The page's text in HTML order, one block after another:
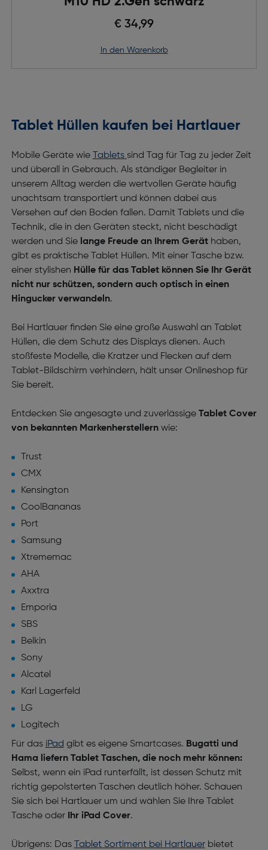
€ 34,99
in den Warenkorb
Tablet Hüllen kaufen bei Hartlauer
Mobile Geräte wie Tablets sind Tag für Tag zu jeder Zeit
und überall in Gebrauch. Als ständiger Begleiter in
unserem Alltag werden die wertvollen Geräte häufig
unachtsam transportiert und können dabei aus
Versehen auf den Boden fallen. Damit Tablets und die
Technik, die in den Geräten steckt, nicht beschädigt
werden und Sie lange Freude an Ihrem Geräthaben,
gibt es praktische Tablet Hüllen. Mit einer Tasche bzw.
einer stylishen Hülle für das Tablet können Sie Ihr Gerät
nicht nur schützen, sondern auch optisch in einen
Hingucker verwandeln.
Bei Hartlauer finden Sie eine große Auswahl an Tablet
Hüllen, die dem Schutz des Displays dienen. Auch
stoßfeste Modelle, die Kratzer und Flecken auf dem
Tablet-Bildschirm verhindern, hält unser Onlineshop für
Sie bereit.
Entdecken Sie angesagte und zuverlässige Tablet Cover
von bekannten Markenherstellernwie:
Trust
CMX
Kensington
CoolBananas
Port
Samsung
Xtrememac
AHA
Axxtra
Emporia
SBS
Belkin
Sony
Alcatel
Karl Lagerfeld
LG
Logitech
Für das iPad gibt es eigene Smartcases. Bugatti und
Hama liefern Tablet Taschen, die noch mehr können:
Selbst, wenn ein iPad runterfällt, ist dessen Schutz mit
richtig gepolsterten Taschen deutlich höher. Schauen
Sie sich bei Hartlauer um und wählen Sie Ihre Tablet
Tasche oder
Ihr iPad Cover.
Übrigens: Das Tablet Sortiment bei Hartlauerbietet